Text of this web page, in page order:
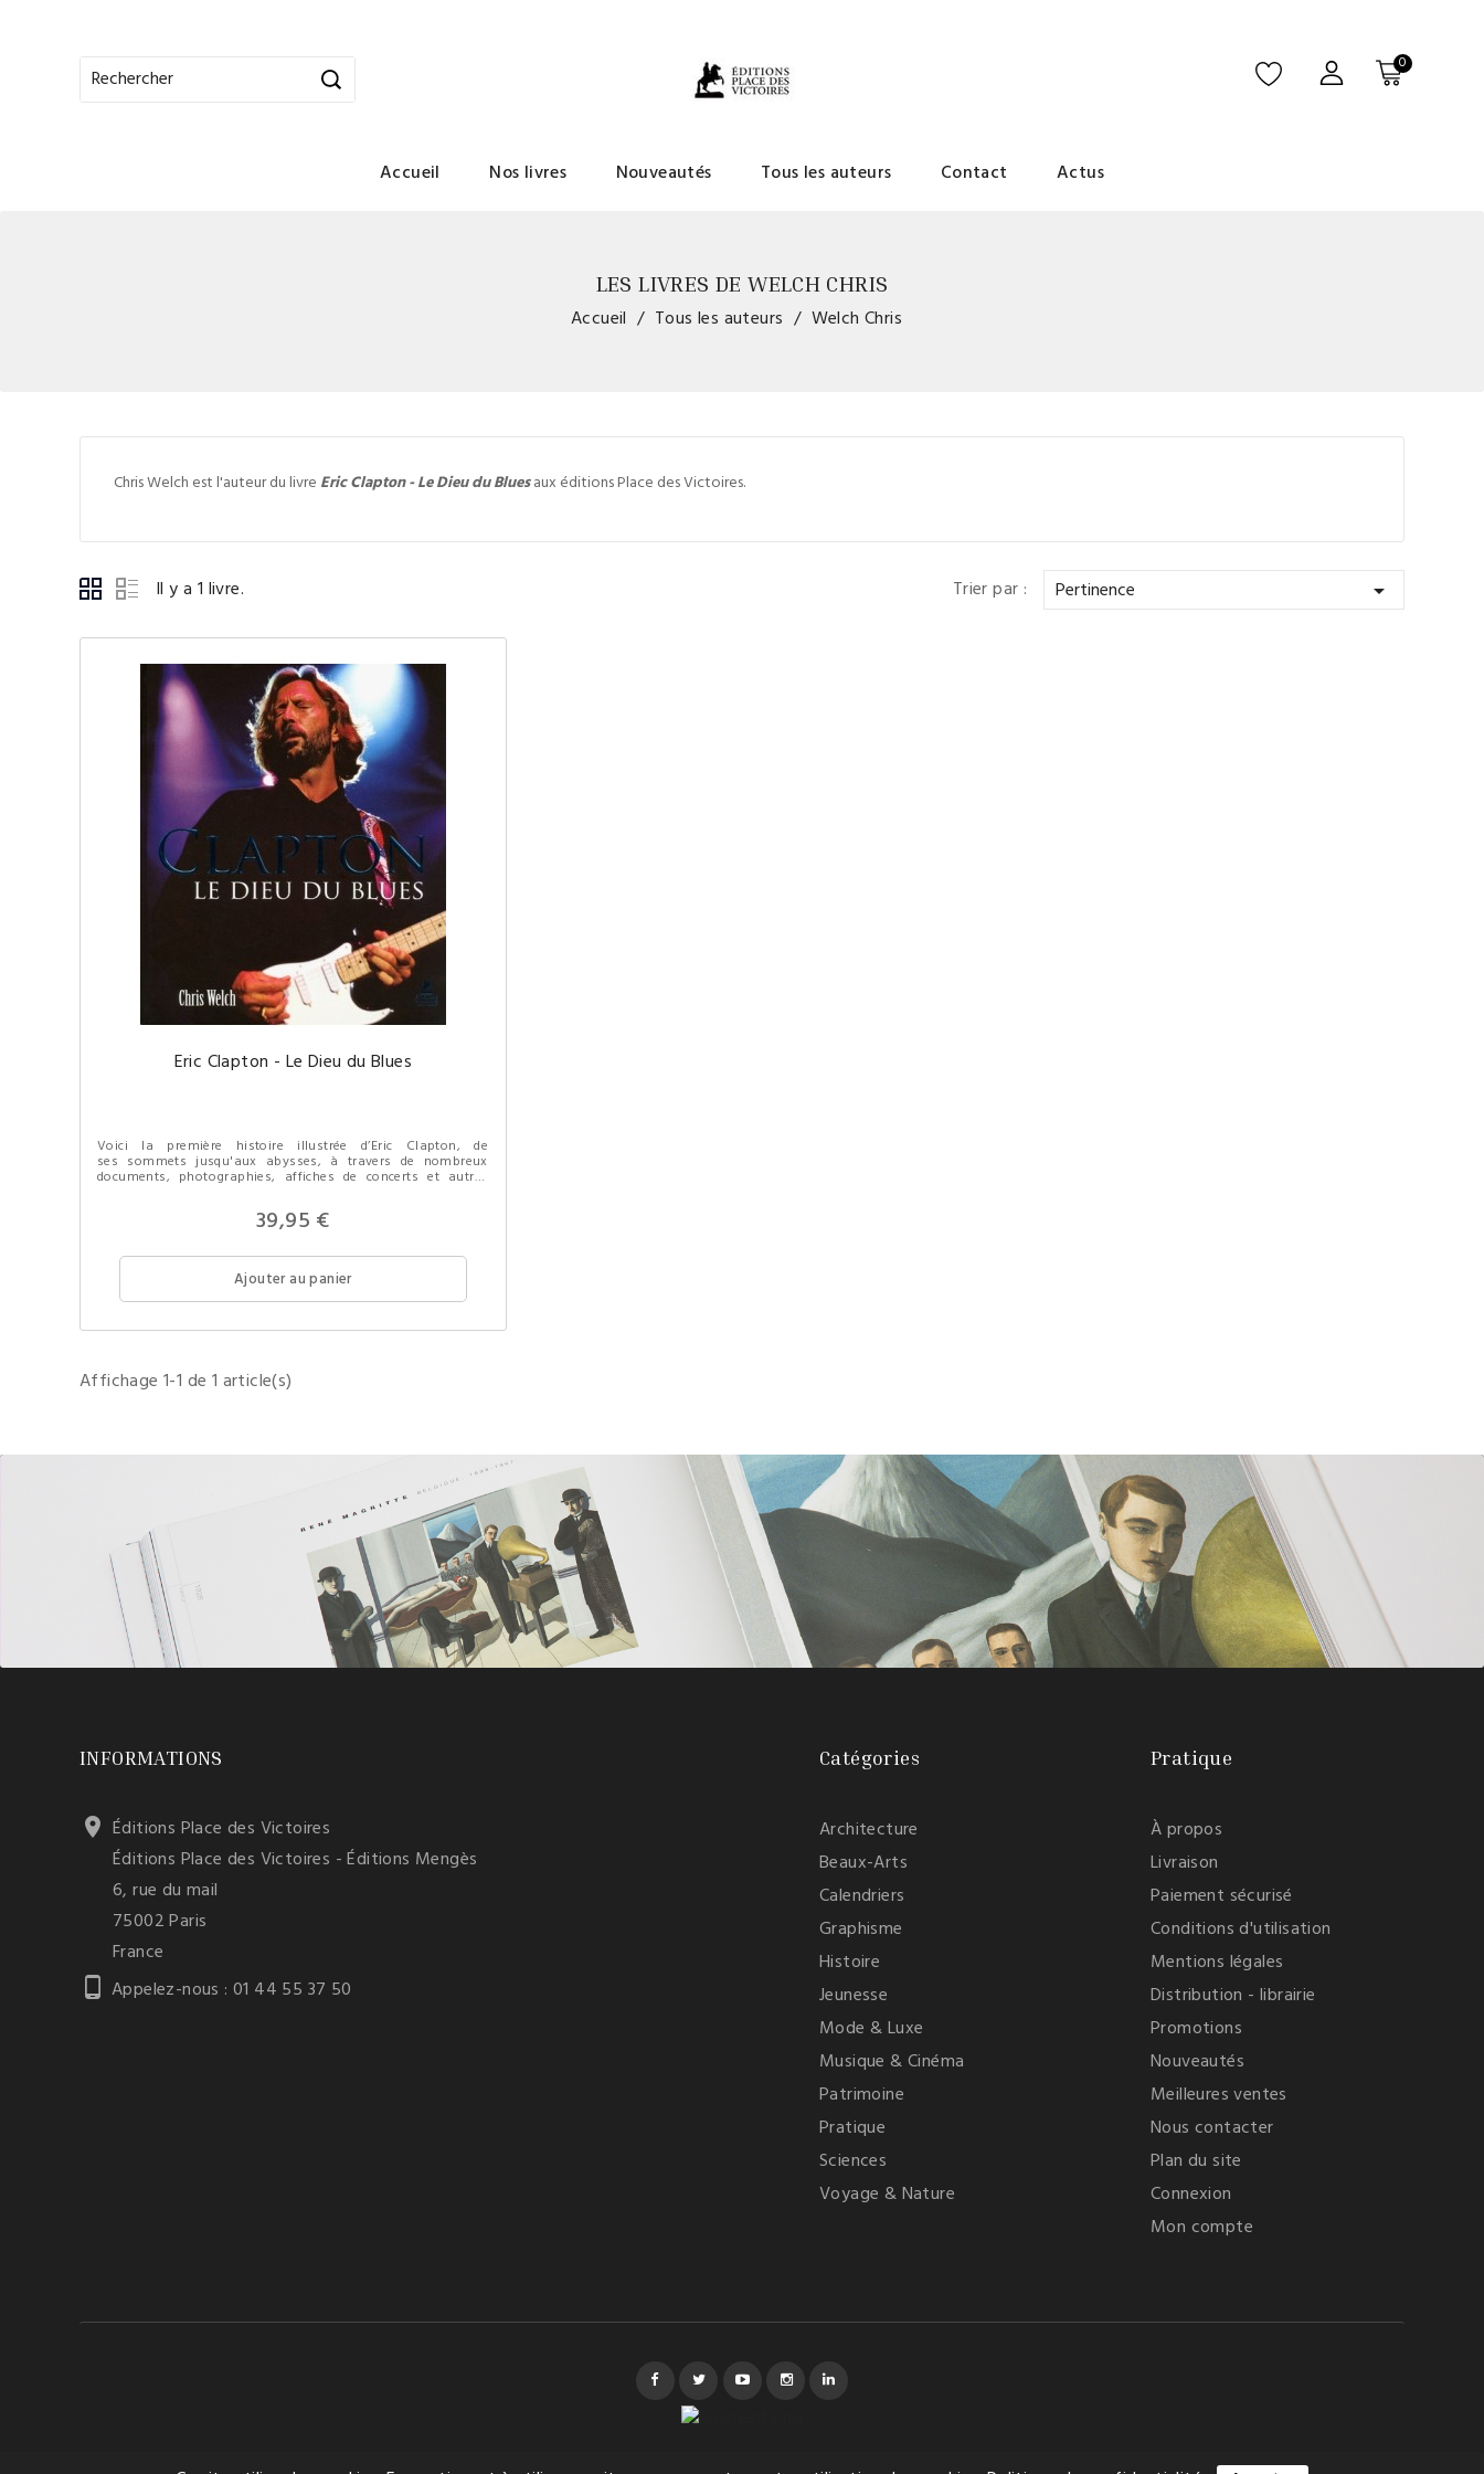
0
Accueil Nos livres Nouveautés Tous les auteurs Contact Actus
LES LIVRES DE WELCH CHRIS
Accueil Tous les auteurs Welch Chris
Chris Welch est l'auteur du livre Eric Clapton - Le Dieu du Bluesaux éditions Place des Victoires.
Il y a 1 livre. Trier par : Pertinence 
Eric Clapton - Le Dieu du Blues
Voici la première histoire illustrée d’Eric Clapton, de
ses sommets jusqu'aux abysses, à travers de nombreux
documents, photographies, affiches de concerts et autres
39,95 €
Ajouter au panier
Affichage 1-1 de 1 article(s)
INFORMATIONS
 Éditions Place des Victoires
Éditions Place des Victoires - Éditions Mengès
6, rue du mail
75002 Paris
France
 Appelez-nous :01 44 55 37 50
Catégories
Architecture
Beaux-Arts
Calendriers
Graphisme
Histoire
Jeunesse
Mode & Luxe
Musique & Cinéma
Patrimoine
Pratique
Sciences
Voyage & Nature
Pratique
À propos
Livraison
Paiement sécurisé
Conditions d'utilisation
Mentions légales
Distribution - librairie
Promotions
Nouveautés
Meilleures ventes
Nous contacter
Plan du site
Connexion
Mon compte
FacebookTwitterYouTubeInstagram